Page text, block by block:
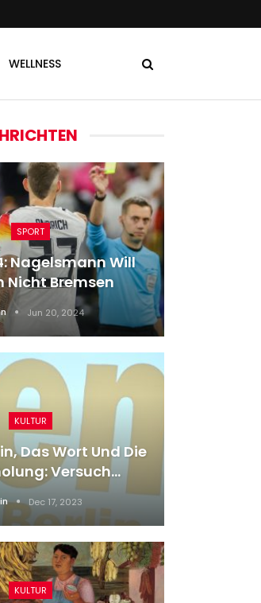
WELLNESS
SPORT
Nagelsmann Will
Nicht Bremsen
Jun 20, 2024
KULTUR
Das Wort Und Die
Versuch…
Dec 17, 2023
KULTUR